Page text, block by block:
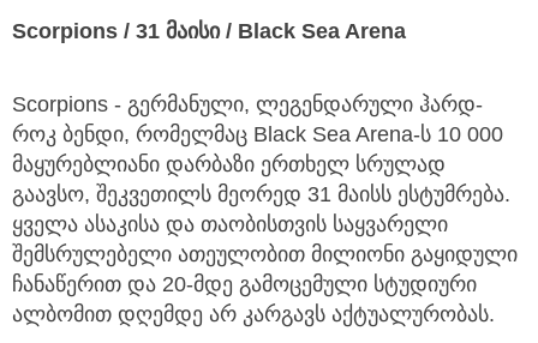
Scorpions / 31 მაისი / Black Sea Arena
Scorpions - გერმანული, ლეგენდარული ჰარდ-
როკ ბენდი, რომელმაც Black Sea Arena-ს 10 000
მაყურებლიანი დარბაზი ერთხელ სრულად
გაავსო, შეკვეთილს მეორედ 31 მაისს ესტუმრება.
ყველა ასაკისა და თაობისთვის საყვარელი
შემსრულებელი ათეულობით მილიონი გაყიდული
ჩანაწერით და 20-მდე გამოცემული სტუდიური
ალბომით დღემდე არ კარგავს აქტუალურობას.